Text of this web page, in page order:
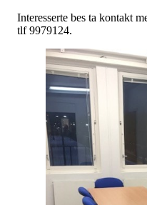
Interesserte bes ta kontakt
tlf 9979124.